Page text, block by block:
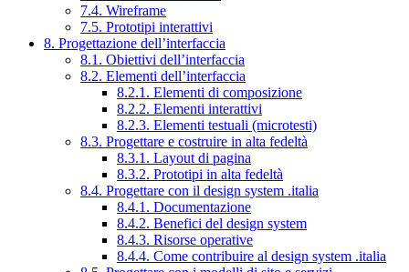
7.4. Wireframe
7.5. Prototipi interattivi
8. Progettazione dell’interfaccia
8.1. Obiettivi dell’interfaccia
8.2. Elementi dell’interfaccia
8.2.1. Elementi di composizione
8.2.2. Elementi interattivi
8.2.3. Elementi testuali (microtesti)
8.3. Progettare e costruire in alta fedeltà
8.3.1. Layout di pagina
8.3.2. Prototipi in alta fedeltà
8.4. Progettare con il design system .italia
8.4.1. Documentazione
8.4.2. Benefici del design system
8.4.3. Risorse operative
8.4.4. Come contribuire al design system .italia